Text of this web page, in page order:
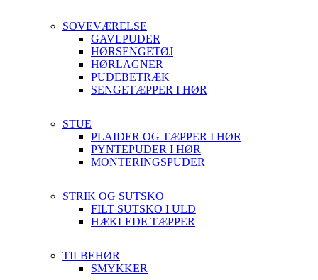
SOVEVÆRELSE
GAVLPUDER
HØRSENGETØJ
HØRLAGNER
PUDEBETRÆK
SENGETÆPPER I HØR
STUE
PLAIDER OG TÆPPER I HØR
PYNTEPUDER I HØR
MONTERINGSPUDER
STRIK OG SUTSKO
FILT SUTSKO I ULD
HÆKLEDE TÆPPER
TILBEHØR
SMYKKER